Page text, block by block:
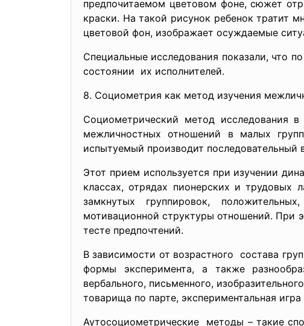
предпочитаемом цветовом фоне, сюжет
краски. На такой рисунок ребенок тратит
цветовой фон, изображает осуждаемые
Специальные исследования показали, что
состоянии их исполнителей.
8. Социометрия как метод изучения
Социометрический метод исследования
межличностных отношений в малых
испытуемый производит последовательный
Этот прием используется при изучении
классах, отрядах пионерских и трудовых
замкнутых группировок,
мотивационной структуры отношений. При
тесте предпочтений.
В зависимости от возрастного состава
формы эксперимента, а также
вербального, письменного,
товарища по парте, экспериментальная
Аутосоциометрические методы – такие